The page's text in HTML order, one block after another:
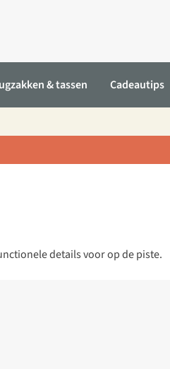
& tassen Cadeautips
details voor op de piste.